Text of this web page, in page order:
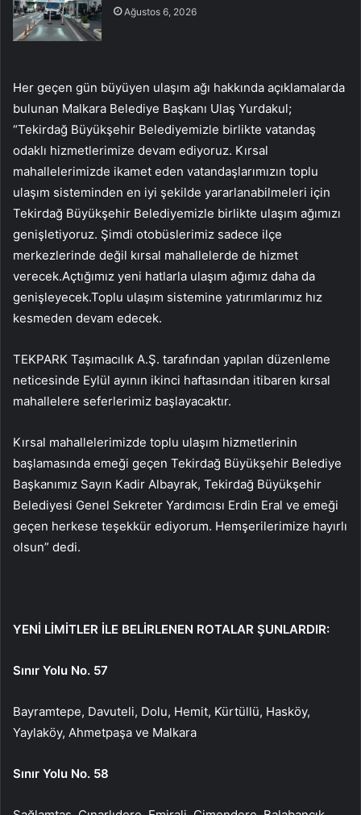
Ağustos 6, 2026
Her geçen gün büyüyen ulaşım ağı hakkında açıklamalarda
bulunan Malkara Belediye Başkanı Ulaş Yurdakul;
“Tekirdağ Büyükşehir Belediyemizle birlikte vatandaş
odaklı hizmetlerimize devam ediyoruz. Kırsal
mahallelerimizde ikamet eden vatandaşlarımızın toplu
ulaşım sisteminden en iyi şekilde yararlanabilmeleri için
Tekirdağ Büyükşehir Belediyemizle birlikte ulaşım ağımızı
genişletiyoruz. Şimdi otobüslerimiz sadece ilçe
merkezlerinde değil kırsal mahallelerde de hizmet
verecek.Açtığımız yeni hatlarla ulaşım ağımız daha da
genişleyecek.Toplu ulaşım sistemine yatırımlarımız hız
kesmeden devam edecek.
TEKPARK Taşımacılık A.Ş. tarafından yapılan düzenleme
neticesinde Eylül ayının ikinci haftasından itibaren kırsal
mahallelere seferlerimiz başlayacaktır.
Kırsal mahallelerimizde toplu ulaşım hizmetlerinin
başlamasında emeği geçen Tekirdağ Büyükşehir Belediye
Başkanımız Sayın Kadir Albayrak, Tekirdağ Büyükşehir
Belediyesi Genel Sekreter Yardımcısı Erdin Eral ve emeği
geçen herkese teşekkür ediyorum. Hemşerilerimize hayırlı
olsun” dedi.
YENİ LİMİTLER İLE BELİRLENEN ROTALAR ŞUNLARDIR:
Sınır Yolu No. 57
Bayramtepe, Davuteli, Dolu, Hemit, Kürtüllü, Hasköy,
Yaylaköy, Ahmetpaşa ve Malkara
Sınır Yolu No. 58